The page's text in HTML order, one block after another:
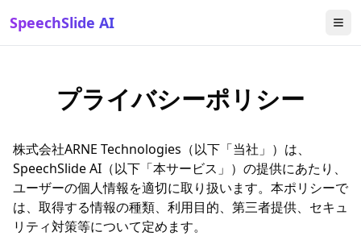
SpeechSlide AI
プライバシーポリシー
株式会社ARNE Technologies（以下「当社」）は、
SpeechSlide AI（以下「本サービス」）の提供にあたり、
ユーザーの個人情報を適切に取り扱います。本ポリシーで
は、取得する情報の種類、利用目的、第三者提供、セキュ
リティ対策等について定めます。